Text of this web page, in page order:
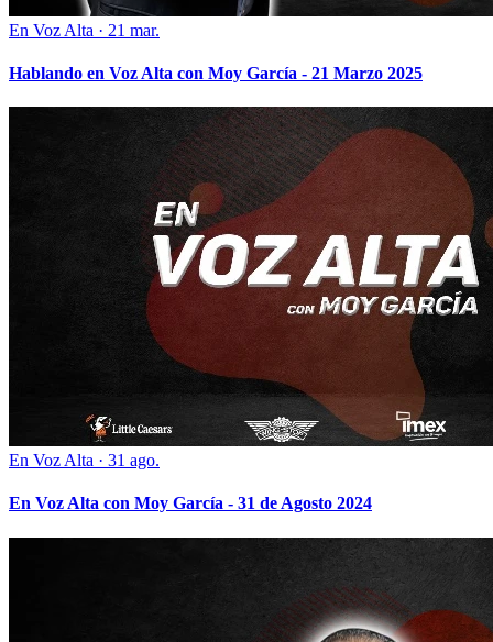
En Voz Alta · 21 mar.
Hablando en Voz Alta con Moy García - 21 Marzo 2025
En Voz Alta · 31 ago.
En Voz Alta con Moy García - 31 de Agosto 2024